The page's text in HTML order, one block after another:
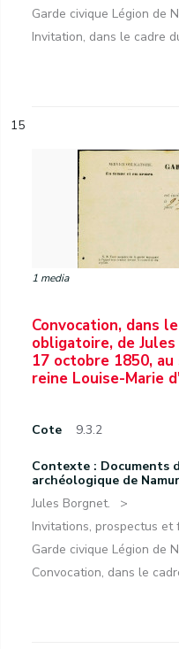
Garde civique Légion de
Invitation, dans le cadre
15
1 media
Convocation, dans
obligatoire, de
17 octobre 1850,
reine Louise-Marie
Cote 9.3.2
Contexte : Documents
archéologique de Namur
Jules Borgnet.
Invitations, prospectus et
Garde civique Légion de
Convocation, dans le